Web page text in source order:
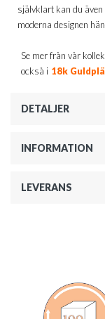
självklart kan du
moderna designen
Se mer från vår
också i 18k
DETALJER
INFORMATION
LEVERANS